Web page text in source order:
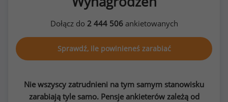
Dołącz do 2 444 506ankietowanych
Sprawdź, ile powinieneś zarabiać
Nie wszyscy zatrudnieni na tym samym stanowisku
zarabiają tyle samo. Pensje ankieterów zależą od